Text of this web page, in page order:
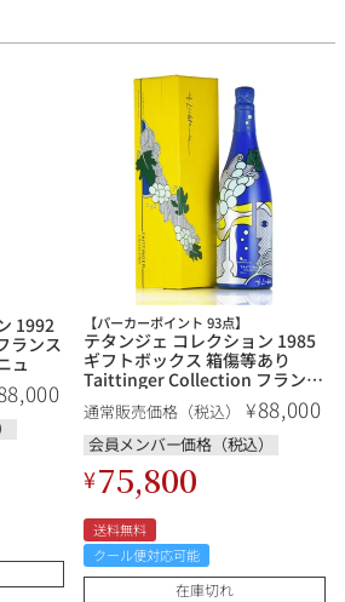
1992
ランス
ュ
【パーカーポイント 93点】
テタンジェ コレクション 1985
ギフトボックス 箱傷等あり
Taittinger Collection フランス
シャンパン シャンパーニュ
通常販売価格（税込） ¥88,000
会員メンバー価格（税込）
¥75,800
送料無料
クール便対応可能
在庫切れ